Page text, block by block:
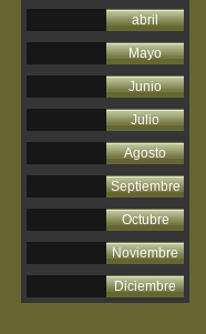
abril
Mayo
Junio
Julio
Agosto
Septiembre
Octubre
Noviembre
Diciembre